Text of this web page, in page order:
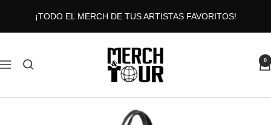
contenido
¡TODO EL MERCH DE TUS ARTISTAS FAVORITOS!
Navigación
MERCHANDTOUR
0